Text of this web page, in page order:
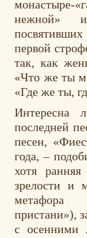
монастыре-
нежной»
первой
так, как
«Что же ты
«Где же ты,
Интересна
последней
песен,
года, –
хотя
зрелости и
метафора
пристани»),
с осенними